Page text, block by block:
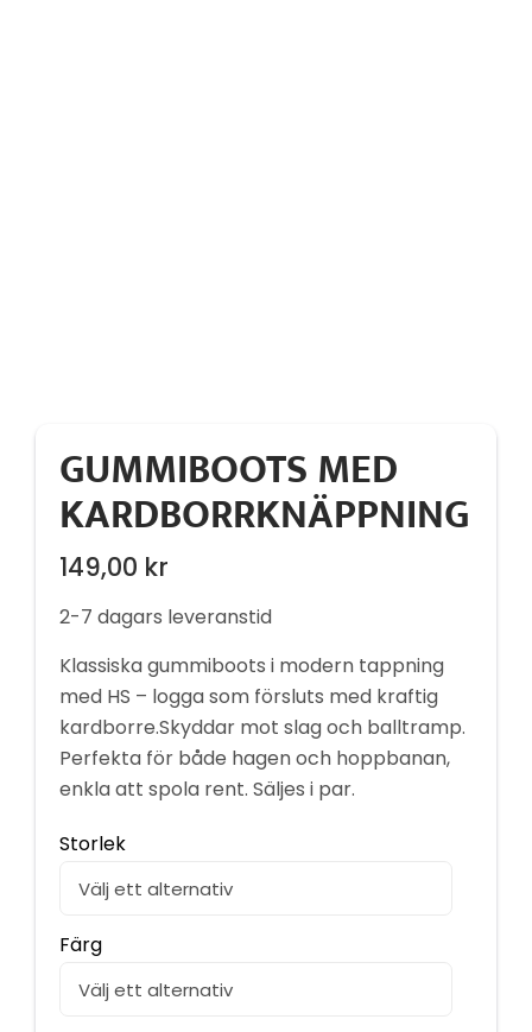
GUMMIBOOTS MED
KARDBORRKNÄPPNING
149,00 kr
2-7 dagars leveranstid
Klassiska gummiboots i modern tappning
med HS – logga som försluts med kraftig
kardborre.Skyddar mot slag och balltramp.
Perfekta för både hagen och hoppbanan,
enkla att spola rent. Säljes i par.
Storlek
Färg